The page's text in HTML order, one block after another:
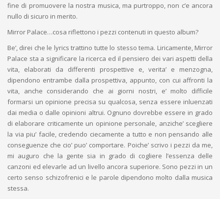
fine di promuovere la nostra musica, ma purtroppo, non c’e ancora
nullo di sicuro in merito.
Mirror Palace…cosa riflettono i pezzi contenuti in questo album?
Be’, direi che le lyrics trattino tutte lo stesso tema. Liricamente, Mirror
Palace sta a significare la ricerca ed il pensiero dei vari aspetti della
vita, elaborati da differenti prospettive e, verita’ e menzogna,
dipendono entrambe dalla prospettiva, appunto, con cui affronti la
vita, anche considerando che ai giorni nostri, e’ molto difficile
formarsi un opinione precisa su qualcosa, senza essere inluenzati
dai media o dalle opinioni altrui. Ognuno dovrebbe essere in grado
di elaborare criticamente un opinione personale, anziche’ scegliere
la via piu’ facile, credendo ciecamente a tutto e non pensando alle
conseguenze che cio’ puo’ comportare. Poiche’ scrivo i pezzi da me,
mi auguro che la gente sia in grado di cogliere l’essenza delle
canzoni ed elevarle ad un livello ancora superiore. Sono pezzi in un
certo senso schizofrenici e le parole dipendono molto dalla musica
stessa.